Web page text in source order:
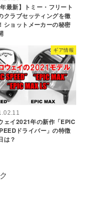
最新】トミー・フリート
クラブセッティングを徹
ショットメーカーの秘密
ギア情報
ェイ2021年の新作「EPIC
ドライバー」の特徴
は？